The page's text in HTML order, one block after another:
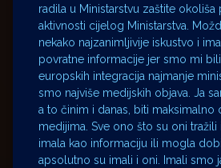
radila u Ministarstvu zaštite okoliša
aktivnosti cijelog Ministarstva.
nekako najzanimljivije iskustvo i
povratne informacije jer smo mi
europskih integracija najmanje
smo najviše medijskih objava. Ja
a to činim i danas, biti maksimalno
medijima. Sve ono što su oni tražili
imala kao informaciju ili mogla
apsolutno su imali i oni. Imali smo